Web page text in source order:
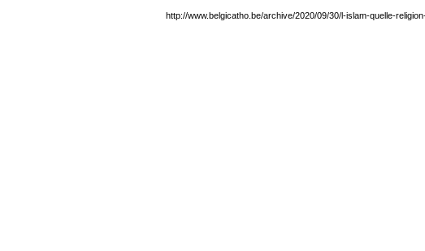
http://www.belgicatho.be/archive/2020/09/30/l-islam-quelle-